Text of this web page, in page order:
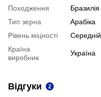
Походження
Бразилія
Тип зерна
Арабіка
Рівень міцності
Середній
Країна
виробник
Україна
Відгуки 2